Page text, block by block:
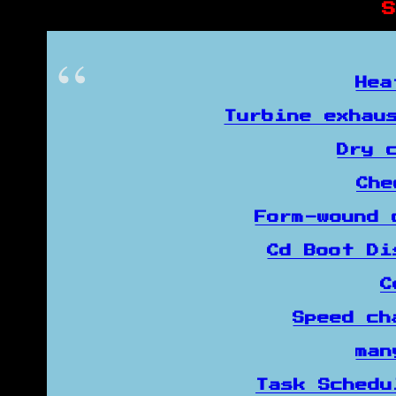
Turbine
Dry
Form-
Cd Boot
Speed
Task